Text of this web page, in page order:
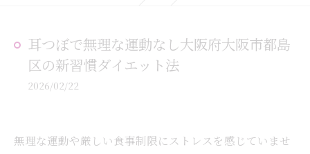
耳つぼで無理な運動なし大阪府大阪市都島
区の新習慣ダイエット法
2026/02/22
無理な運動や厳しい食事制限にストレスを感じていませ